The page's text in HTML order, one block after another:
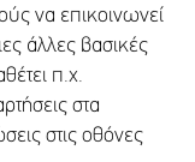
να επικοινωνεί
άλλες βασικές
π.χ.
στα
στις οθόνες